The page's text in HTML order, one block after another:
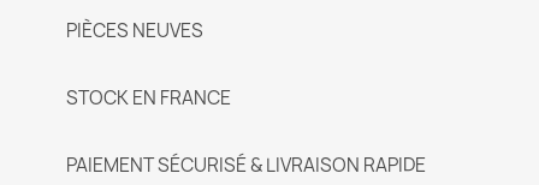
PIÈCES NEUVES
STOCK EN FRANCE
PAIEMENT SÉCURISÉ & LIVRAISON RAPIDE